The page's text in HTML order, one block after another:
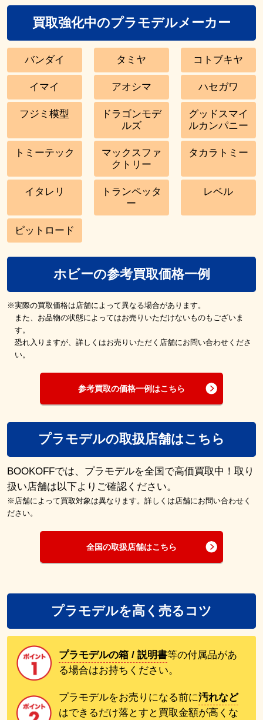
買取強化中のプラモデルメーカー
バンダイ タミヤ コトブキヤ
イマイ アオシマ ハセガワ
フジミ模型
ドラゴンモデ
ルズ
グッドスマイ
ルカンパニー
トミーテック
マックスファ
クトリー
タカラトミー
イタレリ
トランペッタ
ー
レベル
ピットロード
ホビーの参考買取価格一例
※実際の買取価格は店舗によって異なる場合があります。
また、お品物の状態によってはお売りいただけないものもございま
す。
恐れ入りますが、詳しくはお売りいただく店舗にお問い合わせくださ
い。
参考買取の価格一例はこちら
プラモデルの取扱店舗はこちら
BOOKOFFでは、プラモデルを全国で高価買取中！取り
扱い店舗は以下よりご確認ください。
※店舗によって買取対象は異なります。詳しくは店舗にお問い合わせく
ださい。
全国の取扱店舗はこちら
プラモデルを高く売るコツ
プラモデルの箱 / 説明書等の付属品があ
る場合はお持ちください。
プラモデルをお売りになる前に汚れなど
はできるだけ落とすと買取金額が高くな